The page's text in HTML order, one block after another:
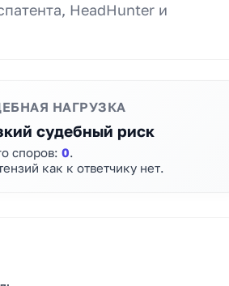
HeadHunter и
НАГРУЗКА
судебный риск
споров: 0.
как к ответчику нет.